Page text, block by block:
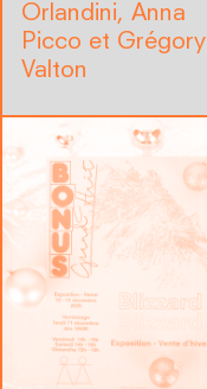
Orlandini, Anna
Picco et Grégory
Valton